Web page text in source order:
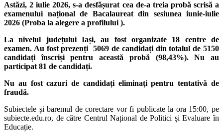
Astăzi, 2 iulie 2026, s-a desfășurat cea de-a treia probă scrisă a
examenului național de Bacalaureat din sesiunea iunie-iulie
2026 (Proba la alegere a profilului ).
La nivelul județului Iași, au fost organizate 18 centre de
examen. Au fost prezenți 5069 de candidați din totalul de 5150
candidați înscriși pentru această probă (98,43%). Nu au
participat 81 de candidați.
Nu au fost cazuri de candidați eliminați pentru tentativă de
fraudă.
Subiectele și baremul de corectare vor fi publicate la ora 15:00, pe
subiecte.edu.ro, de către Centrul Național de Politici și Evaluare în
Educație.